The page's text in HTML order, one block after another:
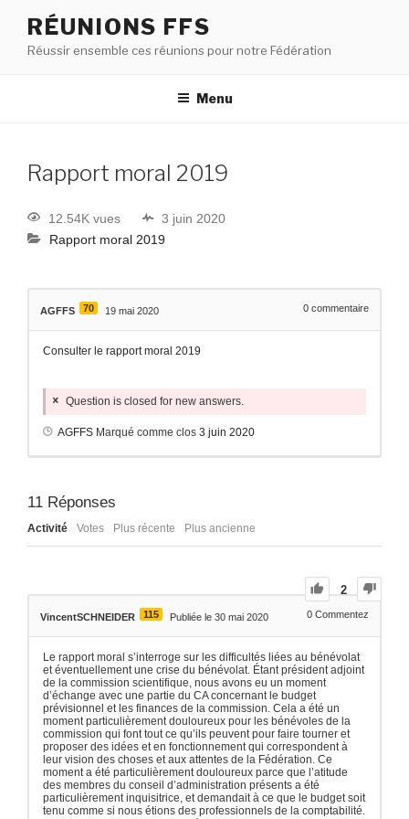
RÉUNIONS FFS
Réussir ensemble ces réunions pour notre Fédération
Menu
Rapport moral 2019
12.54K vues
3 juin 2020
Rapport moral 2019
AGFFS 70 19 mai 2020 0 commentaire
Consulter le rapport moral 2019
Question is closed for new answers.
AGFFS Marqué comme clos 3 juin 2020
11 Réponses
Activité Votes Plus récente Plus ancienne
2
VincentSCHNEIDER 115 Publiée le 30 mai 2020 0 Commentez
Le rapport moral s’interroge sur les difficultés liées au bénévolat
et éventuellement une crise du bénévolat. Étant président adjoint
de la commission scientifique, nous avons eu un moment
d’échange avec une partie du CA concernant le budget
prévisionnel et les finances de la commission. Cela a été un
moment particulièrement douloureux pour les bénévoles de la
commission qui font tout ce qu’ils peuvent pour faire tourner et
proposer des idées et en fonctionnement qui correspondent à
leur vision des choses et aux attentes de la Fédération. Ce
moment a été particulièrement douloureux parce que l’atitude
des membres du conseil d’administration présents a été
particulièrement inquisitrice, et demandait à ce que le budget soit
tenu comme si nous étions des professionnels de la comptabilité.